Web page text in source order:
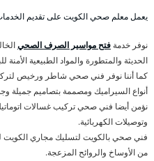
يعمل معلم صحي الكويت على تقديم الخدمات
نوفر خدمة فتح مواسير الصرف الصحي
الحديثة والمتطورة والمواد الطبيعية الأمنة
كما أننا نوفر فني صحي شاطر ورخيص
أنواع السيراميك ومصممة بتصاميم جميلة
نؤمن أيضا فني صحي تركيب غسالات
وتوصيلات الكهربائية.
فني صحي بالكويت لتسليك مجاري الكويت
من الأوساخ والروائح المزعجة.